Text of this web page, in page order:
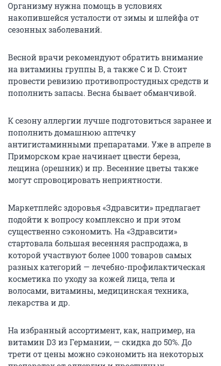
Организму нужна помощь в условиях
накопившейся усталости от зимы и шлейфа от
сезонных заболеваний.
Весной врачи рекомендуют обратить внимание
на витамины группы В, а также C и D. Стоит
провести ревизию противопростудных средств и
пополнить запасы. Весна бывает обманчивой.
К сезону аллергии лучше подготовиться заранее и
пополнить домашнюю аптечку
антигистаминными препаратами. Уже в апреле в
Приморском крае начинает цвести береза,
лещина (орешник) и пр. Весенние цветы также
могут спровоцировать неприятности.
Маркетплейс здоровья «Здравсити» предлагает
подойти к вопросу комплексно и при этом
существенно сэкономить. На «Здравсити»
стартовала большая весенняя распродажа, в
которой участвуют более 1000 товаров самых
разных категорий — лечебно-профилактическая
косметика по уходу за кожей лица, тела и
волосами, витамины, медицинская техника,
лекарства и др.
На избранный ассортимент, как, например, на
витамин D3 из Германии, — скидка до 50%. До
трети от цены можно сэкономить на некоторых